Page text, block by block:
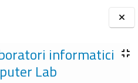
informatici
Lab